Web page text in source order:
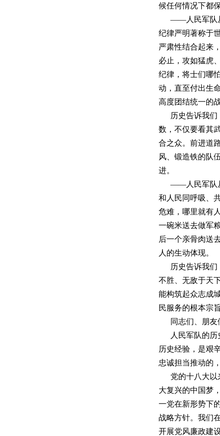
候任何情况下都
——人民军队
纪律严明著称于
严肃性结合起来
必止，攻如猛虎
纪律，将士们哪
动，直至付出生
高度团结统一的
历史告诉我
数，不仅要看其
合之众。前进道
风、锻造铁的队
进。
——人民军队
和人民同呼吸、
危难，哪里就有
一碗米送去做军
后一个亲骨肉送
人的生动体现。
历史告诉我
不胜、无敌于天
能构筑起众志成
民服务的根本宗
同志们、朋友
人民军队的
历史经验，是艰
忠诚担当推动的
党的十八大以
大复兴的中国梦
一党在新形势下
战略方针。我们
开展党风廉政建